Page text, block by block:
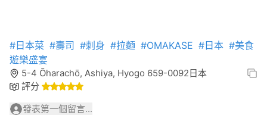
#日本菜 #壽司 #刺身 #拉麵 #OMAKASE #日本 #美食
遊樂盛宴
5-4 Ōharachō, Ashiya, Hyogo 659-0092日本
評分
發表第一個留言...